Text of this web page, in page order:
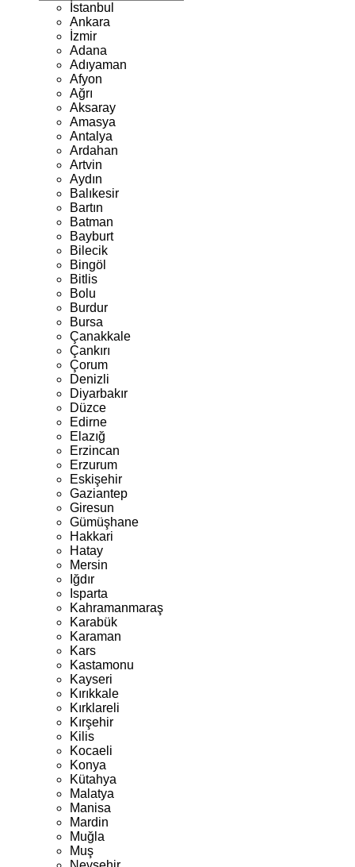
İstanbul
Ankara
İzmir
Adana
Adıyaman
Afyon
Ağrı
Aksaray
Amasya
Antalya
Ardahan
Artvin
Aydın
Balıkesir
Bartın
Batman
Bayburt
Bilecik
Bingöl
Bitlis
Bolu
Burdur
Bursa
Çanakkale
Çankırı
Çorum
Denizli
Diyarbakır
Düzce
Edirne
Elazığ
Erzincan
Erzurum
Eskişehir
Gaziantep
Giresun
Gümüşhane
Hakkari
Hatay
Mersin
Iğdır
Isparta
Kahramanmaraş
Karabük
Karaman
Kars
Kastamonu
Kayseri
Kırıkkale
Kırklareli
Kırşehir
Kilis
Kocaeli
Konya
Kütahya
Malatya
Manisa
Mardin
Muğla
Muş